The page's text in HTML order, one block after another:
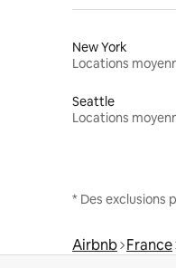
New York
Seattle
* Des exclusions
Airbnb France